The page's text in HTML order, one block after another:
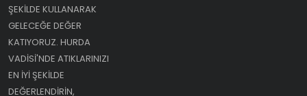
ŞEKILDE KULLANARAK
GELECEĞE DEĞER
KATIYORUZ. HURDA
VADISI'NDE ATIKLARINIZI
EN IYI ŞEKILDE
DEĞERLENDIRIN,